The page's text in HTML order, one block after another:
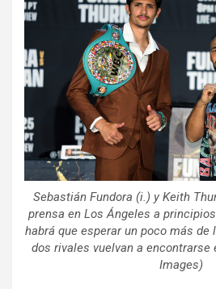
Sebastián Fundora (i.) y Keith
prensa en Los Ángeles a
habrá que esperar un poco más de
dos rivales vuelvan a encontrarse
Images)